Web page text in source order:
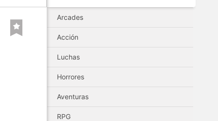
Arcades
Acción
Luchas
Horrores
Aventuras
RPG